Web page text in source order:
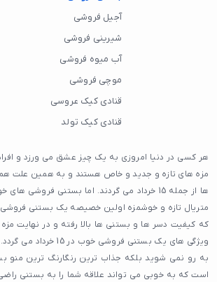
آجیل فروشی
شیرینی فروشی
آب میوه فروشی
موچی فروشی
قنادی کیک عروسی
قنادی کیک تولد
هر کسی در دنیا امروزی به یک چیز عشق می ورزد و
مزه های تازه و جدید و خاص هستند و به همین علت
که کیفیت دسر ها و بستنی ها بالا رفته و در نهایت
ویژگی های یک بستنی
به رو نمی شوید بلکه جذاب ترین رنگارنگ ترین منو